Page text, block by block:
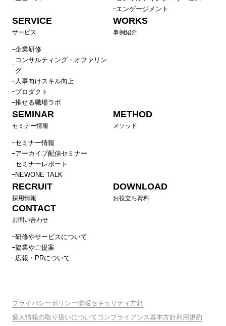
エンゲージメント
SERVICE
サービス
企業研修
コンサルティング・オファリン
グ
人事向けスキル向上
プロダクト
推せる職場ラボ
WORKS
事例紹介
SEMINAR
セミナー情報
セミナー情報
アーカイブ配信セミナー
セミナーレポート
NEWONE TALK
METHOD
メソッド
RECRUIT
採用情報
DOWNLOAD
お役立ち資料
CONTACT
お問い合わせ
研修やサービスについて
協業やご提案
広報・PRについて
プライバシーポリシー情報セキュリティ方針
個人情報の取り扱いについて コンプライアンス基本方針利用規約